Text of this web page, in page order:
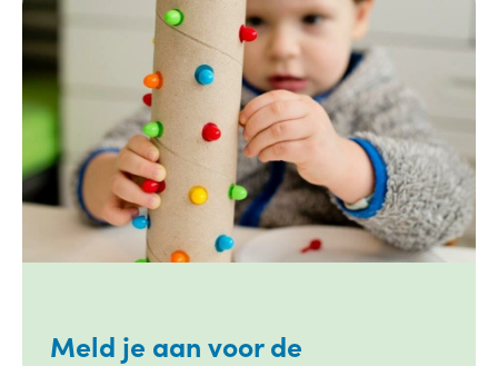
Meld je aan voor de